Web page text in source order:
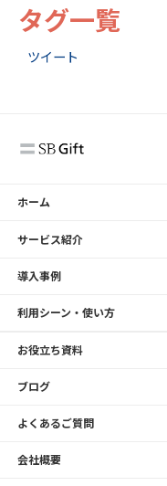
タグ一覧
ツイート
ホーム
サービス紹介
導入事例
利用シーン・使い方
お役立ち資料
ブログ
よくあるご質問
会社概要